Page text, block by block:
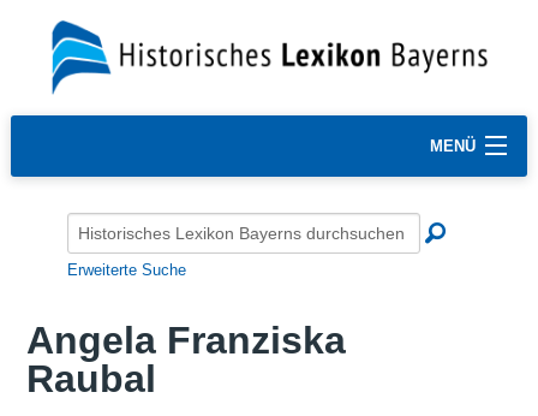
MENÜ
Erweiterte Suche
Angela Franziska
Raubal